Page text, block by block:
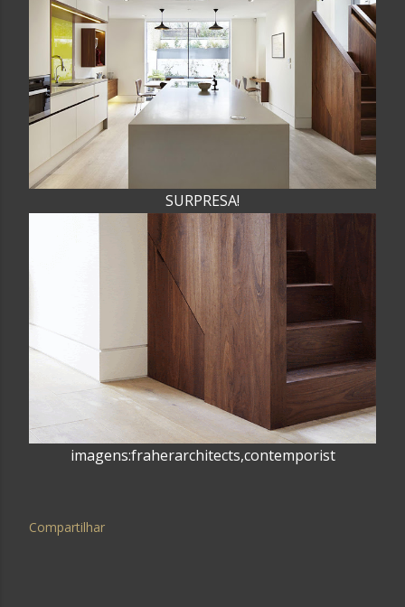
SURPRESA!
imagens:fraherarchitects,contemporist
Compartilhar